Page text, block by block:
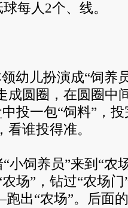
每人2个、线。
儿扮演成“饲养
成圆圈，在圆圈中
投一包“饲料”，
看谁投得准。
饲养员”来到“农
农场”，钻过“农
出“农场”。后面